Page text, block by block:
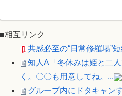
■相互リンク
共感必至の“日常修羅場”短
知人A「冬休みは姫と二
く。〇〇も用意してね。...
グループ内にドタキャン